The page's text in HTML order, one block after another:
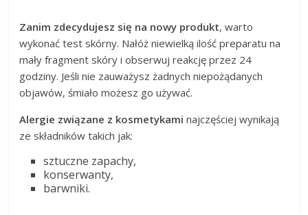
Zanim zdecydujesz się na nowy produkt, warto
wykonać test skórny. Nałóż niewielką ilość preparatu na
mały fragment skóry i obserwuj reakcję przez 24
godziny. Jeśli nie zauważysz żadnych niepożądanych
objawów, śmiało możesz go używać.
Alergie związane z kosmetykami najczęściej wynikają
ze składników takich jak:
sztuczne zapachy,
konserwanty,
barwniki.